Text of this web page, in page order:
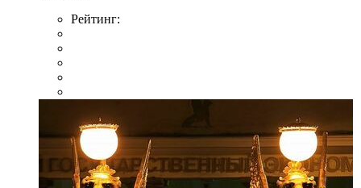
Рейтинг: